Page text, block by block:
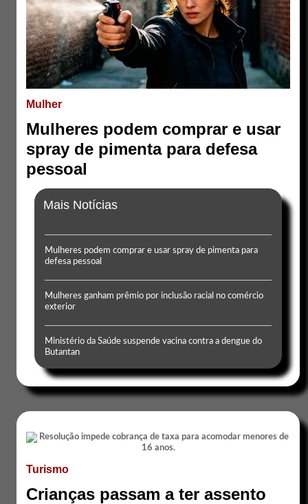
Mulher
Mulheres podem comprar e usar
spray de pimenta para defesa
pessoal
Mais Notícias
Mulheres podem comprar e usar spray de pimenta para
defesa pessoal
Mulheres ganham prêmio por inclusão racial no comércio
exterior
Ministério da Saúde suspende vacina contra a dengue do
Butantan
Turismo
Crianças passam a ter assento